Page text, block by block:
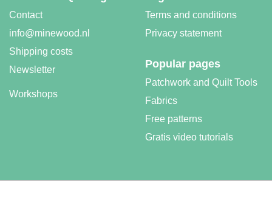
Terms and conditions
Privacy statement
Contact
info@minewood.nl
Shipping costs
Newsletter
Popular pages
Patchwork and Quilt Tools
Fabrics
Free patterns
Gratis video tutorials
Workshops